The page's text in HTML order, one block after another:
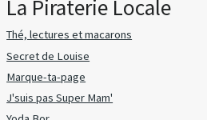
La Piraterie Locale
Thé, lectures et macarons
Secret de Louise
Marque-ta-page
J'suis pas Super Mam'